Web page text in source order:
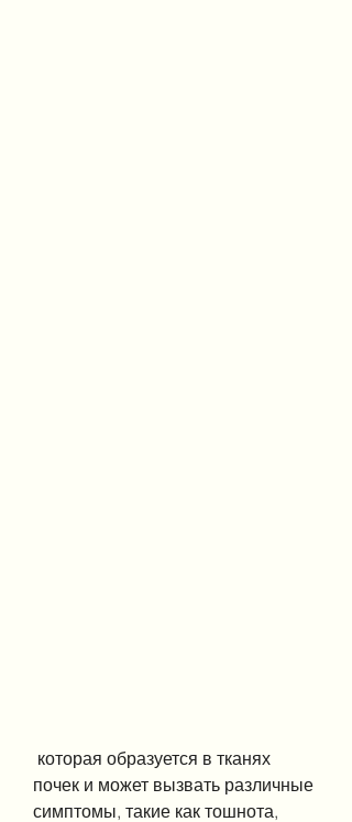
почек и может вызвать различные
симптомы, такие как тошнота,